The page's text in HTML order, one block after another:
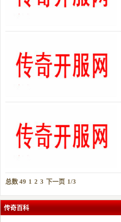
总数 49 1 2 3 下一页 1/3
传奇百科